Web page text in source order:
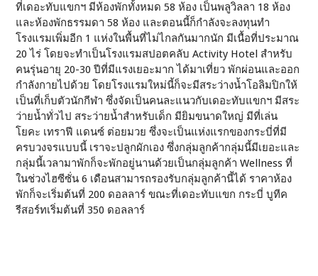
ที่เดอะทับแขกฯ มีห้องพักทั้งหมด 58 ห้อง เป็นพลูวิลลา 18 ห้อง
และห้องพักธรรมดา 58 ห้อง และตอนนี้ก็กำลังจะลงทุนทำ
โรงแรมเพิ่มอีก 1 แห่งในพื้นที่ไม่ไกลกันมากนัก มีเนื้อที่ประมาณ
20 ไร่ โดยจะทำเป็นโรงแรมสปอตคลับ Activity Hotel สำหรับ
คนรุ่นอายุ 20-30 ปีที่มีแรงเยอะมาก ได้มาเที่ยว พักผ่อนและออก
กำลังกายไปด้วย โดยโรงแรมใหม่นี้ก็จะมีสระว่างน้ำโอลิมปิกให้
เป็นที่เก็บตัวนักกีฬา ซึ่งจัดเป็นคนละแนวกับเดอะทับแขกฯ มีสระ
ว่ายน้ำทั่วไป สระว่ายน้ำสำหรับเด็ก มียิมขนาดใหญ่ มีที่เล่น
โยคะ เทราฟี แดนซ์ ต่อยมวย ซึ่งจะเป็นแห่งแรกของกระบี่ที่มี
ครบวงจรแบบนี้ เราจะปลูกผักเอง ซึ่งกลุ่มลูกค้ากลุ่มนี้มีเยอะและ
กลุ่มนี้เวลามาพักก็จะพักอยู่นานด้วยเป็นกลุ่มลูกค้า Wellness ที่
ในช่วงไฮซีซั่น 6 เดือนสามารถรองรับกลุ่มลูกค้านี้ได้ ราคาห้อง
พักก็จะเริ่มต้นที่ 200 ดอลลาร์ ขณะที่เดอะทับแขก กระบี่ บูทีค
รีสอร์ทเริ่มต้นที่ 350 ดอลลาร์